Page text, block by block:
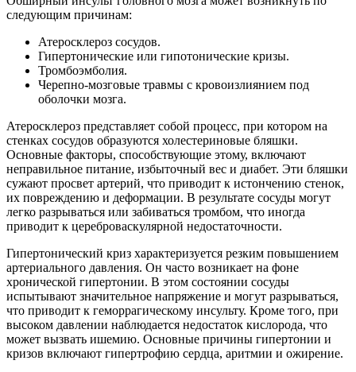
следующим причинам:
Атеросклероз сосудов.
Гипертонические или гипотонические кризы.
Тромбоэмболия.
Черепно-мозговые травмы с кровоизлиянием под
оболочки мозга.
Атеросклероз представляет собой процесс, при котором на
стенках сосудов образуются холестериновые бляшки.
Основные факторы, способствующие этому, включают
неправильное питание, избыточный вес и диабет. Эти бляшки
сужают просвет артерий, что приводит к истончению стенок,
их повреждению и деформации. В результате сосуды могут
легко разрываться или забиваться тромбом, что иногда
приводит к цереброваскулярной недостаточности.
Гипертонический криз характеризуется резким повышением
артериального давления. Он часто возникает на фоне
хронической гипертонии. В этом состоянии сосуды
испытывают значительное напряжение и могут разрываться,
что приводит к геморрагическому инсульту. Кроме того, при
высоком давлении наблюдается недостаток кислорода, что
может вызвать ишемию. Основные причины гипертонии и
кризов включают гипертрофию сердца, аритмии и ожирение.